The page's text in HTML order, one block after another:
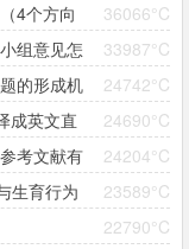
36066°C
4个方向
33987°C
组意见怎
24742°C
的形成机
24690°C
成英文直
24204°C
考文献有
23589°C
生育行为
22790°C